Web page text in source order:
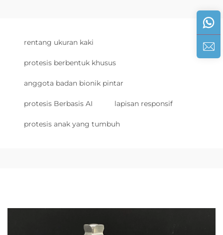
rentang ukuran kaki
protesis berbentuk khusus
anggota badan bionik pintar
protesis Berbasis AI lapisan responsif
protesis anak yang tumbuh